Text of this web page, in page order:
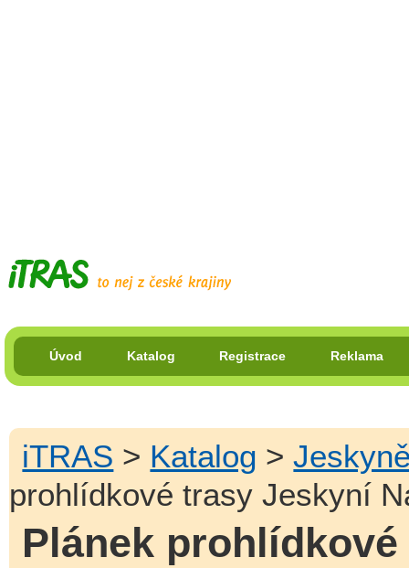
Úvod Katalog Registrace Reklama
iTRAS > Katalog >
prohlídkové trasy Jeskyní
Plánek